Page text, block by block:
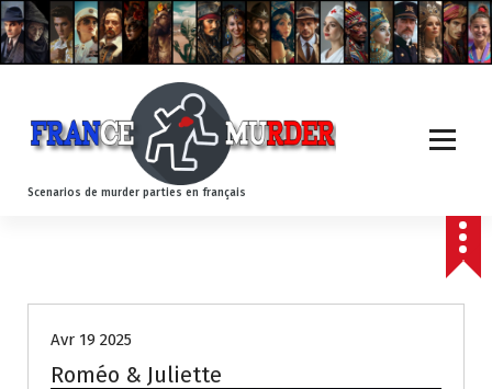
A
l
l
Scenarios de murder parties en français
Avr 19 2025
Roméo & Juliette